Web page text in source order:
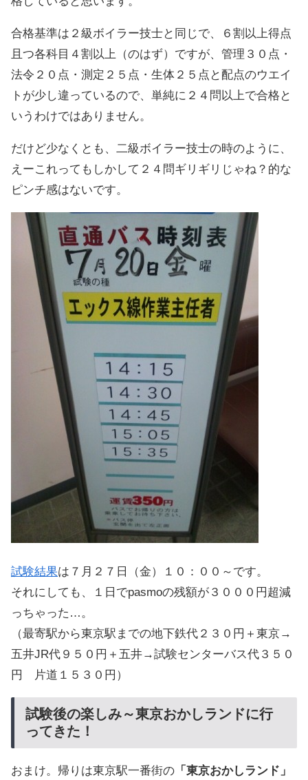
合格基準は２級ボイラー技士と同じで、６割以上得点
且つ各科目４割以上（のはず）ですが、管理３０点・
法令２０点・測定２５点・生体２５点と配点のウエイ
トが少し違っているので、単純に２４問以上で合格と
いうわけではありません。
だけど少なくとも、二級ボイラー技士の時のように、
えーこれってもしかして２４問ギリギリじゃね？的な
ピンチ感はないです。
試験結果は７月２７日（金）１０：００～です。
それにしても、１日でpasmoの残額が３０００円超減
っちゃった…。
（最寄駅から東京駅までの地下鉄代２３０円＋東京→
五井JR代９５０円＋五井→試験センターバス代３５０
円 片道１５３０円）
試験後の楽しみ～東京おかしランドに行
ってきた！
おまけ。帰りは東京駅一番街の 「東京おかしランド」